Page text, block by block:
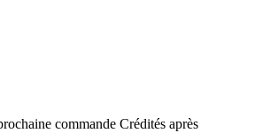
commande Crédités après